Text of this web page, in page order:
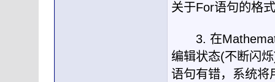
关于For语句的格
3. 在
编辑状态(不断闪烁
语句有错，系统将